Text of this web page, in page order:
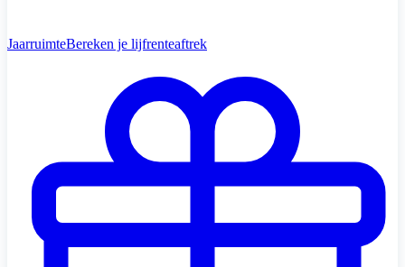
JaarruimteBereken je lijfrenteaftrek